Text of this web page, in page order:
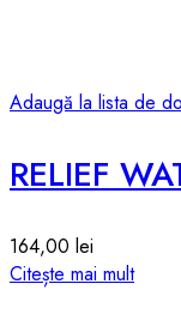
Adaugă la lista de
164,00 lei
Citește mai mult